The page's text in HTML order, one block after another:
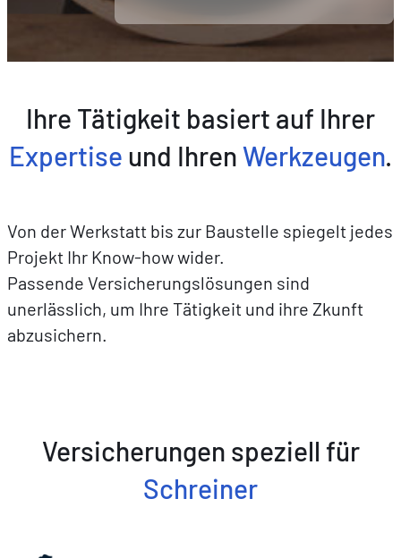
Ihre Tätigkeit basiert auf Ihrer
Expertise und IhrenWerkzeugen.
Von der Werkstatt bis zur Baustelle spiegelt jedes
Projekt Ihr Know-how wider.
Passende Versicherungslösungen sind
unerlässlich, um Ihre Tätigkeit und ihre Zkunft
abzusichern.
Versicherungen speziell für
Schreiner